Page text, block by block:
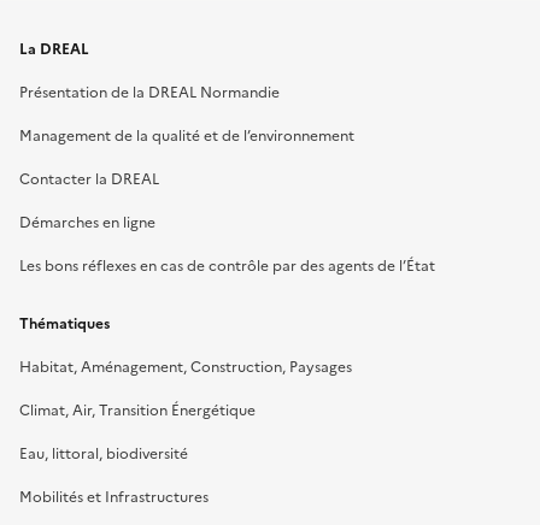
La DREAL
Présentation de la DREAL Normandie
Management de la qualité et de l’environnement
Contacter la DREAL
Démarches en ligne
Les bons réflexes en cas de contrôle par des agents de l’État
Thématiques
Habitat, Aménagement, Construction, Paysages
Climat, Air, Transition Énergétique
Eau, littoral, biodiversité
Mobilités et Infrastructures